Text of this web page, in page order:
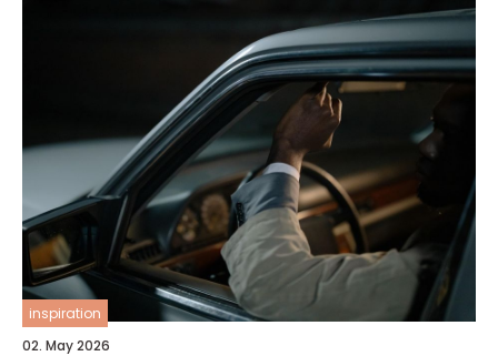
inspiration
02. May 2026